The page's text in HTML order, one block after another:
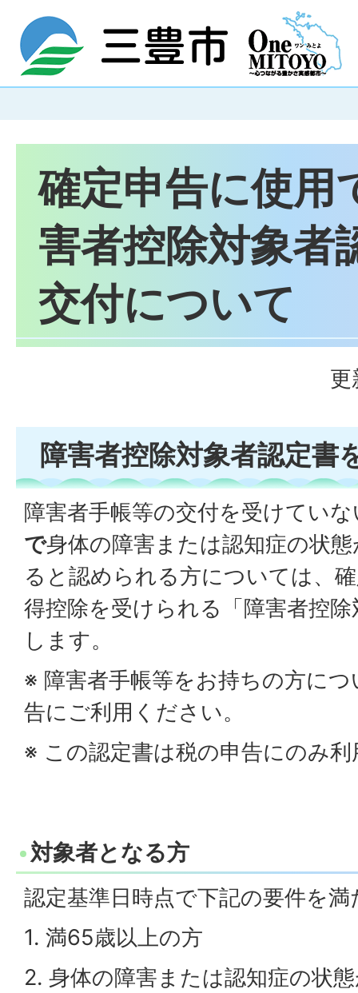
確定申告に使用
害者控除対象者
交付について
更
障害者控除対象者認定書
障害者手帳等の交付を受けてい
で身体の障害または認知症の状
ると認められる方については、
得控除を受けられる「障害者控
します。
※ 障害者手帳等をお持ちの方に
告にご利用ください。
※ この認定書は税の申告にのみ
対象者となる方
認定基準日時点で下記の要件を
1. 満65歳以上の方
2. 身体の障害または認知症の状